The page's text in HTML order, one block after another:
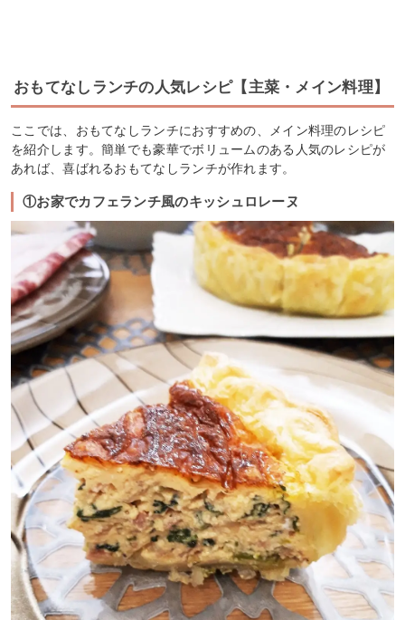
おもてなしランチの人気レシピ【主菜・メイン料理】
ここでは、おもてなしランチにおすすめの、メイン料理のレシピ
を紹介します。簡単でも豪華でボリュームのある人気のレシピが
あれば、喜ばれるおもてなしランチが作れます。
①お家でカフェランチ風のキッシュロレーヌ